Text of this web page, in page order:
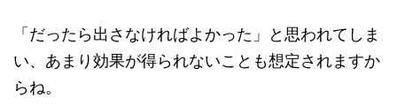
「だったら出さなければよかった」と思われてしま
い、あまり効果が得られないことも想定されますか
らね。